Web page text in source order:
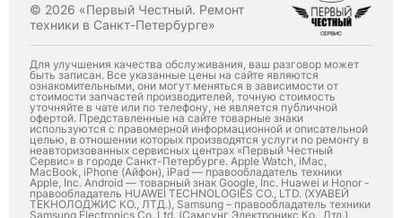
© 2026 «Первый Честный. Ремонт
техники в Санкт-Петербурге»
Для улучшения качества обслуживания, ваш разговор может
быть записан. Все указанные цены на сайте являются
ознакомительными, они могут меняться в зависимости от
стоимости запчастей производителей, точную стоимость
уточняйте в чате или по телефону, не является публичной
офертой. Представленные на сайте товарные знаки
используются с правомерной информационной и описательной
целью, в отношении которых производятся услуги по ремонту в
неавторизованных сервисных центрах «Первый Честный
Сервис» в городе Санкт-Петербурге. Apple Watch, iMac,
MacBook, iPhone (Айфон), iPad — правообладатель техники
Apple, Inc. Android — товарный знак Google, Inc. Huawei и Honor -
правообладатель HUAWEI TECHNOLOGIES CO., LTD. (ХУАВЕЙ
ТЕКНОЛОДЖИС КО., ЛТД.), Samsung – правообладатель техники
Samsung Electronics Co. Ltd. (Самсунг Электроникс Ко., Лтд.),